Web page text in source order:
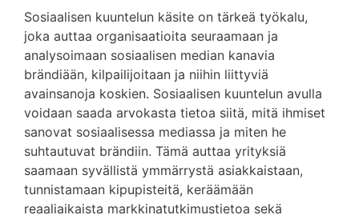
Sosiaalisen kuuntelun käsite on tärkeä työkalu,
joka auttaa organisaatioita seuraamaan ja
analysoimaan sosiaalisen median kanavia
brändiään, kilpailijoitaan ja niihin liittyviä
avainsanoja koskien. Sosiaalisen kuuntelun avulla
voidaan saada arvokasta tietoa siitä, mitä ihmiset
sanovat sosiaalisessa mediassa ja miten he
suhtautuvat brändiin. Tämä auttaa yrityksiä
saamaan syvällistä ymmärrystä asiakkaistaan,
tunnistamaan kipupisteitä, keräämään
reaaliaikaista markkinatutkimustietoa sekä